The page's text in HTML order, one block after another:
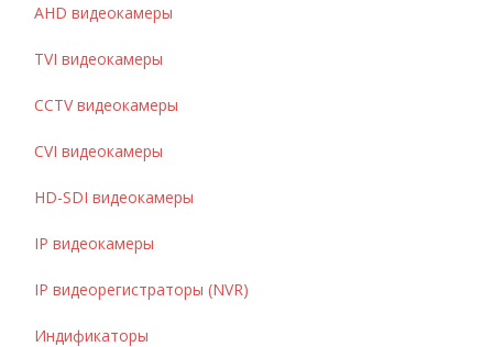
AHD видеокамеры
TVI видеокамеры
CCTV видеокамеры
CVI видеокамеры
HD-SDI видеокамеры
IP видеокамеры
IP видеорегистраторы (NVR)
Индификаторы